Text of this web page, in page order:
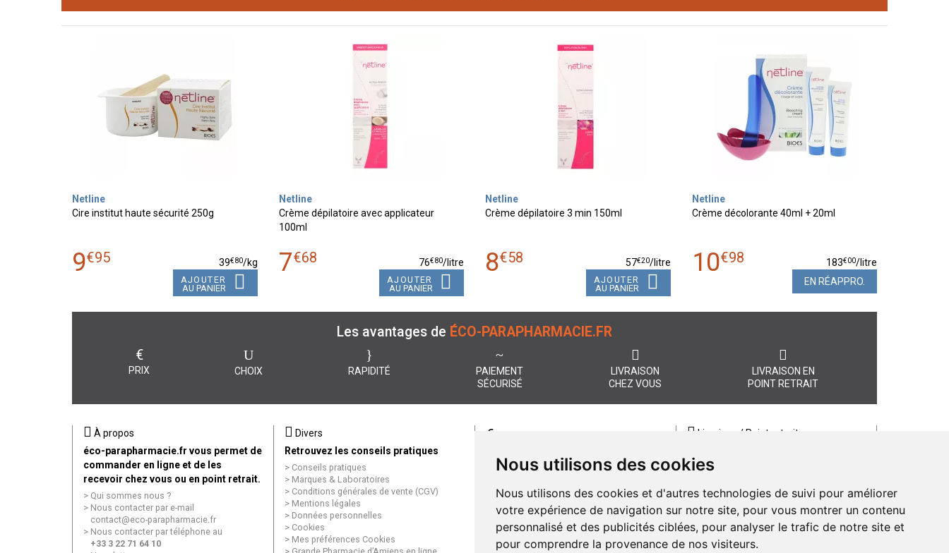
Nous utilisons des cookies
Nous utilisons des cookies et d'autres technologies de suivi pour améliorer
votre expérience de navigation sur notre site, pour vous montrer un contenu
personnalisé et des publicités ciblées, pour analyser le trafic de notre site et
pour comprendre la provenance de nos visiteurs.
Netline
Cire institut haute sécurité 250g
9€95 39€80/kg
AJOUTER
AU PANIER
Netline
Crème dépilatoire avec applicateur
100ml
7€68 76€80/litre
AJOUTER
AU PANIER
Netline
Crème dépilatoire 3 min 150ml
8€58 57€20/litre
AJOUTER
AU PANIER
Netline
Crème décolorante 40ml + 20ml
10€98 183€00/litre
EN RÉAPPRO.
Les avantages de ÉCO-PARAPHARMACIE.FR
€
PRIX CHOIX RAPIDITÉ
PAIEMENT
SÉCURISÉ
LIVRAISON
CHEZ VOUS
LIVRAISON EN
POINT RETRAIT
À propos
éco-parapharmacie.fr vous permet de
commander en ligne et de les
recevoir chez vous ou en point retrait.
Qui sommes nous ?
Nous contacter par e-mail
contact@eco-parapharmacie.fr
Nous contacter par téléphone au
+33 3 22 71 64 10
Divers
Retrouvez les conseils pratiques
Conseils pratiques
Marques & Laboratoires
Conditions générales de vente (CGV)
Mentions légales
Données personnelles
Cookies
Mes préférences Cookies
Grande Pharmacie d’Amiens en ligne
€
éco-parapharmacie.fr offre un
paiement entièrement sécurisé, quel
Paiement sécurisé et simple
Livraison / Point retrait
commande rapidement chez vous ou
Livraison chez vous ou en points relais